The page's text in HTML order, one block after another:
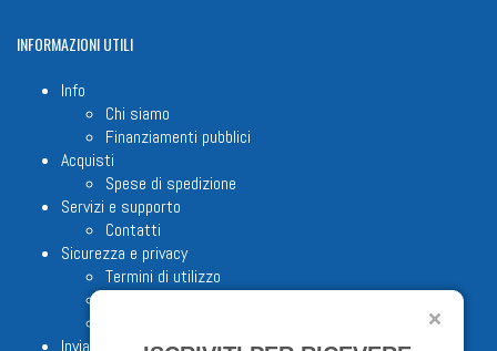
INFORMAZIONIUTILI
Info
Chi siamo
Finanziamenti pubblici
Acquisti
Spese di spedizione
Servizi e supporto
Contatti
Sicurezza e privacy
Termini di utilizzo
Invia proposta editoriale